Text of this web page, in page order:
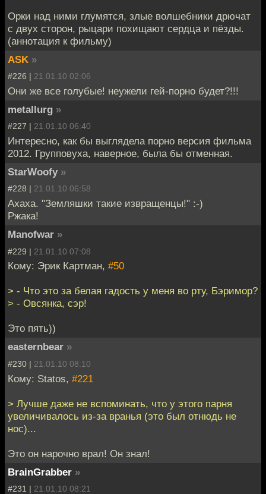
Орки над ними глумятся, злые волшебники дрючат
с двух сторон, рыцари похищают сердца и пёзды.
(аннотация к фильму)
ASK »
#226 | 21.01.10 02:06
Они же все голубые! неужели гей-порно будет?!!!
metallurg »
#227 | 21.01.10 06:40
Интересно, как бы выглядела порно версия фильма
2012. Групповуха, наверное, была бы отменная.
StarWoofy »
#228 | 21.01.10 06:58
Ахаха. "Земляшки такие извращенцы!" :-)
Ржака!
Manofwar »
#229 | 21.01.10 07:08
Кому: Эрик Картман, #50
> - Что это за белая гадость у меня во рту, Бэримор?
> - Овсянка, сэр!
Это пять))
easternbear »
#230 | 21.01.10 08:10
Кому: Statos, #221
> Лучше даже не вспоминать, что у этого парня
увеличивалось из-за вранья (это был отнюдь не
нос)...
Это он нарочно врал! Он знал!
BrainGrabber »
#231 | 21.01.10 08:21